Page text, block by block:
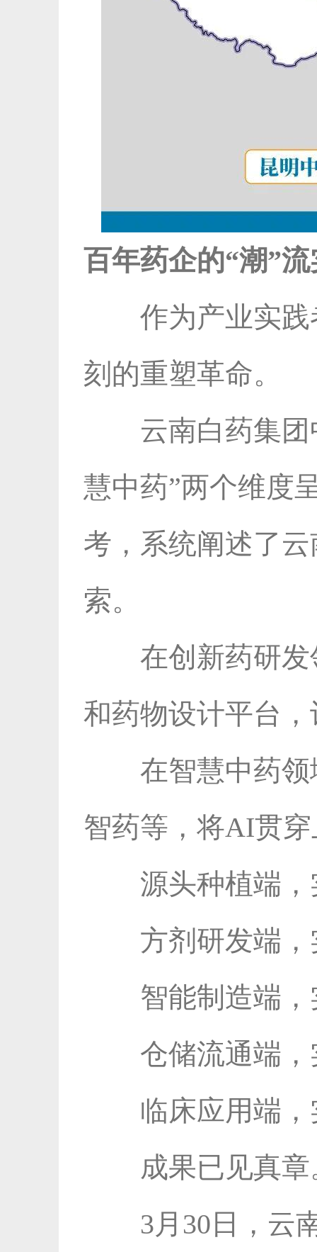
百年药企的“潮”
作为产业实
刻的重塑革命。
云南白药集
慧中药”两个维度
考，系统阐述了
索。
在创新药研
和药物设计平台
在智慧中药
智药等，将AI贯
源头种植端
方剂研发端
智能制造端
仓储流通端
临床应用端
成果已见真章
3月30日，云